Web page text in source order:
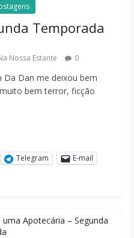
Temporada
Nossa Estante 0
Da Dan me deixou bem
bem terror, ficção
Telegram E-mail
uma Apotecária – Segunda